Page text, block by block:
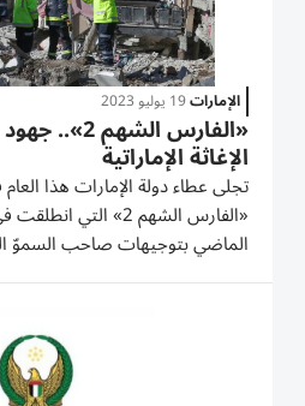
الإمارات19 يوليو 2023
«الفارس
الإغاثة الإماراتية
تجلى عطاء دولة الإمارات هذا
«الفارس الشهم 2»
الماضي بتوجيهات صاحب السموّ
نهيان، رئيس الدولة، حفظه الله؛